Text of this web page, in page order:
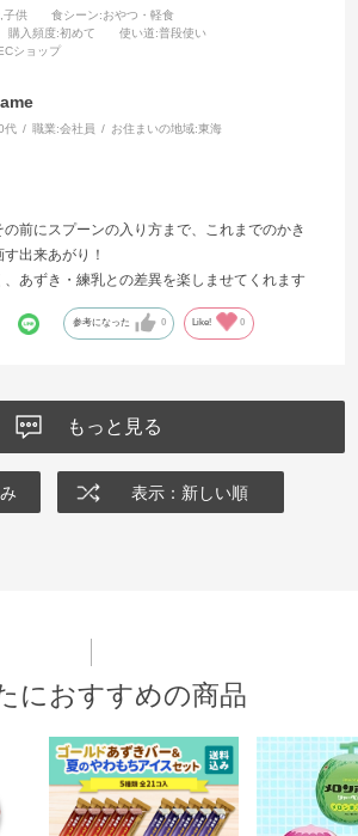
子供 食シーン:おやつ・軽食
購入頻度:初めて 使い道:普段使い
ショップ
代 職業:会社員 お住まいの地域:東海
前にスプーンの入り方まで、これまでのかき
出来あがり！
、あずき・練乳との差異を楽しませてくれます
参考になった 0 Like! 0
もっと見る
表示：新しい順
におすすめの商品